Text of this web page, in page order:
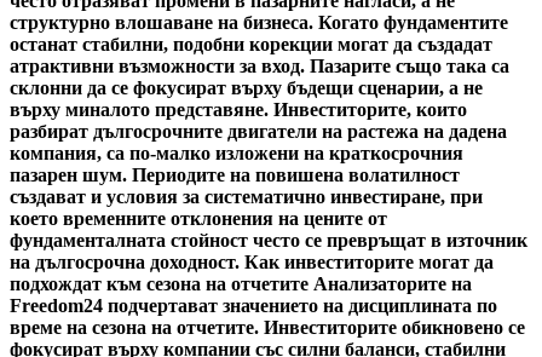
структурно влошаване на бизнеса. Когато фундаментите
останат стабилни, подобни корекции могат да създадат
атрактивни възможности за вход. Пазарите също така са
склонни да се фокусират върху бъдещи сценарии, а не
върху миналото представяне. Инвеститорите, които
разбират дългосрочните двигатели на растежа на дадена
компания, са по-малко изложени на краткосрочния
пазарен шум. Периодите на повишена волатилност
създават и условия за систематично инвестиране, при
което временните отклонения на цените от
фундаменталната стойност често се превръщат в източник
на дългосрочна доходност. Как инвеститорите могат да
подхождат към сезона на отчетите Анализаторите на
Freedom24 подчертават значението на дисциплината по
време на сезона на отчетите. Инвеститорите обикновено се
фокусират върху компании със силни баланси, стабилни